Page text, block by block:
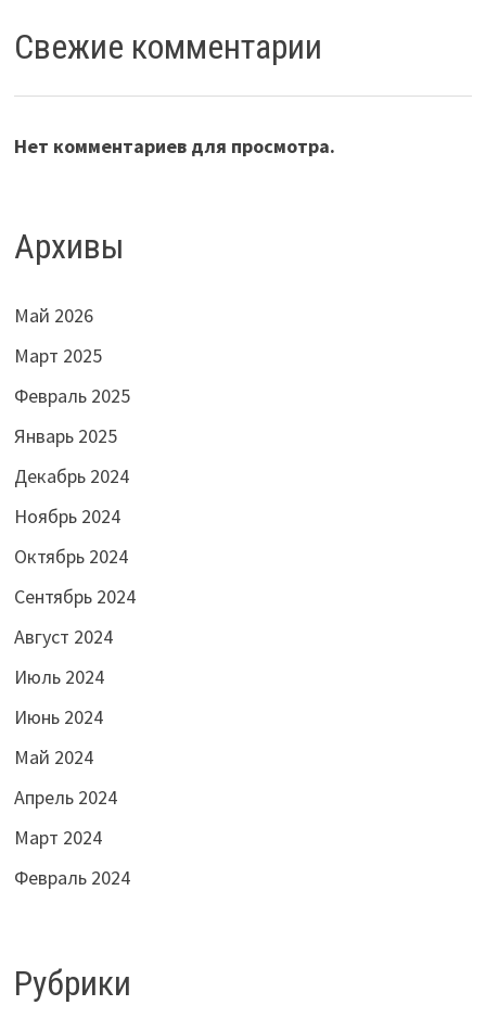
Свежие комментарии
Нет комментариев для просмотра.
Архивы
Май 2026
Март 2025
Февраль 2025
Январь 2025
Декабрь 2024
Ноябрь 2024
Октябрь 2024
Сентябрь 2024
Август 2024
Июль 2024
Июнь 2024
Май 2024
Апрель 2024
Март 2024
Февраль 2024
Рубрики